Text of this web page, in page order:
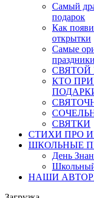
Самый
подарок
Как
открытки
Самые
праздники
СВЯТОЙ
КТО
СВЯТКИ
СТИХИ ПРО
ШКОЛЬНЫЕ
День
НАШИ